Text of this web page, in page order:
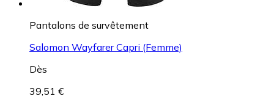
Pantalons de survêtement
Salomon Wayfarer Capri (Femme)
Dès
39,51 €